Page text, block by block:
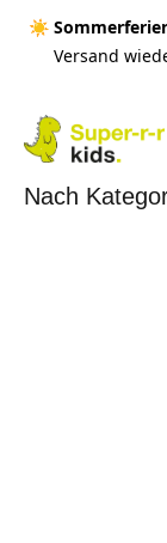
☀️
Versand
Nach